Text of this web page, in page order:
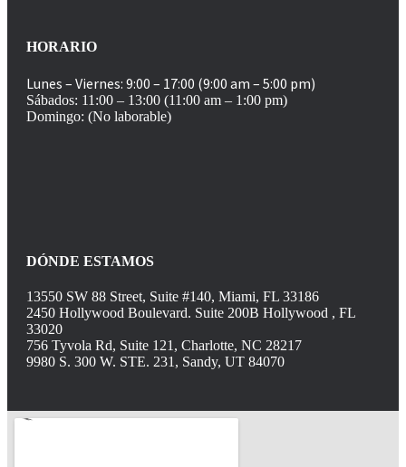
HORARIO
Lunes – Viernes: 9:00 – 17:00 (9:00 am – 5:00 pm)
Sábados: 11:00 – 13:00 (11:00 am – 1:00 pm)
Domingo: (No laborable)
DÓNDE ESTAMOS
13550 SW 88 Street, Suite #140, Miami, FL 33186
2450 Hollywood Boulevard. Suite 200B Hollywood , FL
33020
756 Tyvola Rd, Suite 121, Charlotte, NC 28217
9980 S. 300 W. STE. 231, Sandy, UT 84070